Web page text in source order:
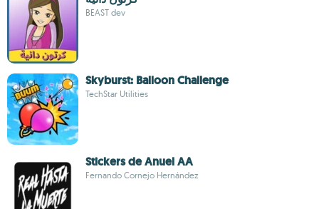
BEAST dev
Skyburst: Balloon Challenge
TechStar Utilities
Stickers de Anuel AA
Fernando Cornejo Hernández